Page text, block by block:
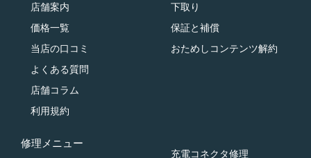
店舗案内
価格一覧
当店の口コミ
よくある質問
店舗コラム
利用規約
下取り
保証と補償
おためしコンテンツ解約
修理メニュー
充電コネクタ修理